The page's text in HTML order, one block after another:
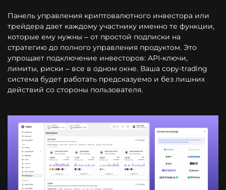
Панель управления криптовалютного инвестора или
трейдера дает каждому участнику именно те функции,
которые ему нужны – от простой подписки на
стратегию до полного управления продуктом. Это
упрощает подключение инвесторов: API-ключи,
лимиты, риски – все в одном окне. Ваша copy-trading
система будет работать предсказуемо и без лишних
действий со стороны пользователя.